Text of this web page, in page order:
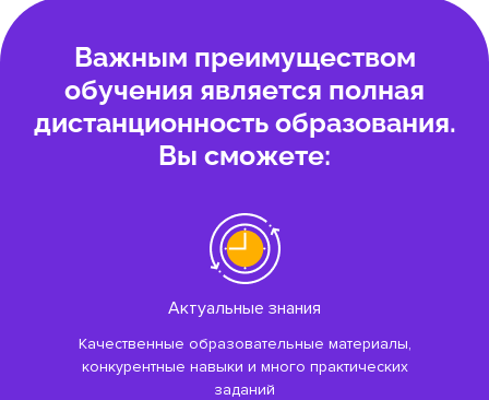
Важным преимуществом
обучения является полная
дистанционность образования.
Вы сможете:
Актуальные знания
Качественные образовательные материалы,
конкурентные навыки и много практических
заданий